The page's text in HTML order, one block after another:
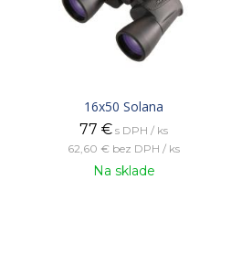
16x50 Solana
77 € s DPH / ks
62,60 € bez DPH / ks
Na sklade